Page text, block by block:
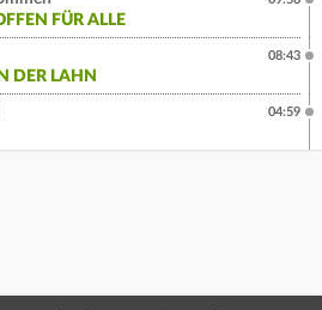
FÜR ALLE
DER LAHN
08:43
04:59